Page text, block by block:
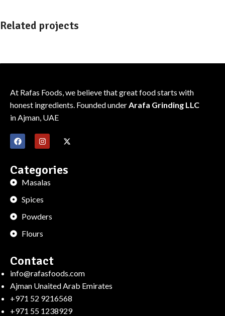
Related projects
At Rafas Foods, we believe that great food starts with
honest ingredients. Founded underArafa Grinding LLC
in Ajman, UAE
Categories
Masalas
Spices
Powders
Flours
Contact
info@rafasfoods.com
Ajman Unaited Arab Emirates
+971 52 9216568
+971 55 1238929